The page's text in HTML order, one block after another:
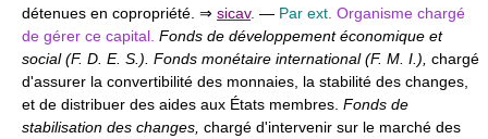
détenues en copropriété. ⇒ sicav. — Par ext. Organisme chargé
de gérer ce capital. Fonds de développement économique et
social (F. D. E. S.). Fonds monétaire international (F. M. I.), chargé
d'assurer la convertibilité des monnaies, la stabilité des changes,
et de distribuer des aides aux États membres. Fonds de
stabilisation des changes, chargé d'intervenir sur le marché des